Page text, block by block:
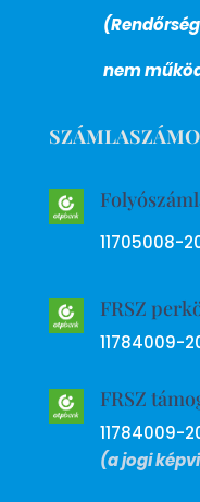
nem
11705008-
FRSZ
11784009-
FRSZ
11784009-
(a jogi